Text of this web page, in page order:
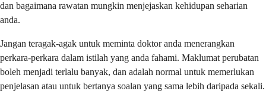
dan bagaimana rawatan mungkin menjejaskan kehidupan seharian
anda.
Jangan teragak-agak untuk meminta doktor anda menerangkan
perkara-perkara dalam istilah yang anda fahami. Maklumat perubatan
boleh menjadi terlalu banyak, dan adalah normal untuk memerlukan
penjelasan atau untuk bertanya soalan yang sama lebih daripada sekali.